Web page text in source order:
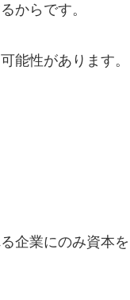
からです。
能性があります。
企業にのみ資本を